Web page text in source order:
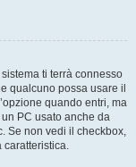
ti terrà connesso
qualcuno possa usare il
quando entri, ma
PC usato anche da
Se non vedi il checkbox,
caratteristica.